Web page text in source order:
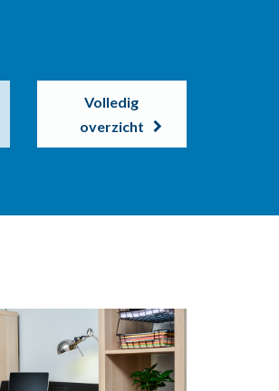
Volledig
overzicht